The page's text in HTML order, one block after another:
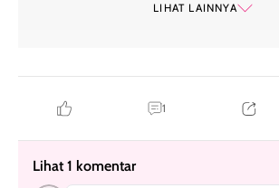
LIHAT LAINNYA
1
Lihat 1 komentar